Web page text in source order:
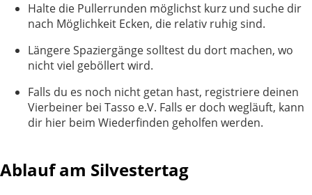
Halte die Pullerrunden möglichst kurz und suche dir
nach Möglichkeit Ecken, die relativ ruhig sind.
Längere Spaziergänge solltest du dort machen, wo
nicht viel geböllert wird.
Falls du es noch nicht getan hast, registriere deinen
Vierbeiner bei Tasso e.V. Falls er doch wegläuft, kann
dir hier beim Wiederfinden geholfen werden.
Ablauf am Silvestertag